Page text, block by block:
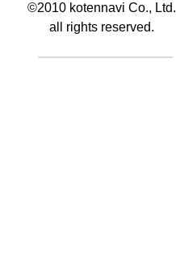
©2010 kotennavi Co., Ltd.
all rights reserved.